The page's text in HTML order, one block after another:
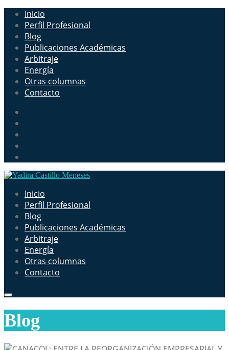
Inicio
Perfil Profesional
Blog
Publicaciones Académicas
Arbitraje
Energía
Otras columnas
Contacto
Inicio
Perfil Profesional
Blog
Publicaciones Académicas
Arbitraje
Energía
Otras columnas
Contacto
Blog